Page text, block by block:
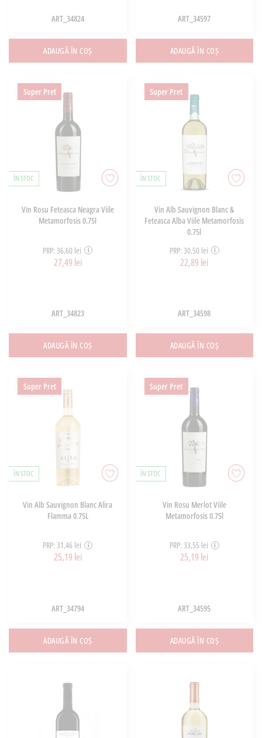
ART_34824
ADAUGĂ ÎN COȘ
ART_34597
ADAUGĂ ÎN COȘ
Super Pret
ÎN STOC
Vin Rosu Feteasca Neagra Viile
Metamorfosis 0.75l
PRP: 36,60 lei
27,49 lei
ART_34823
ADAUGĂ ÎN COȘ
Super Pret
ÎN STOC
Vin Alb Sauvignon Blanc &
Feteasca Alba Viile Metamorfosis
0.75l
PRP: 30,50 lei
22,89 lei
ART_34598
ADAUGĂ ÎN COȘ
Super Pret
ÎN STOC
Vin Alb Sauvignon Blanc Alira
Flamma 0.75L
PRP: 31,46 lei
25,19 lei
ART_34794
ADAUGĂ ÎN COȘ
Super Pret
ÎN STOC
Vin Rosu Merlot Viile
Metamorfosis 0.75l
PRP: 33,55 lei
25,19 lei
ART_34595
ADAUGĂ ÎN COȘ